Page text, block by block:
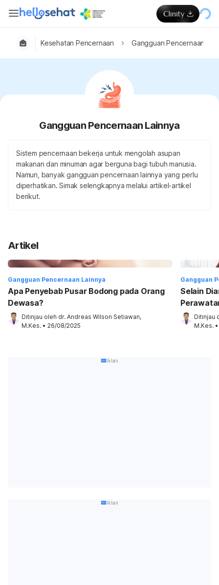
Kesehatan Pencernaan Gangguan Pencernaan
Gangguan Pencernaan Lainnya
Sistem pencernaan bekerja untuk mengolah asupan
makanan dan minuman agar berguna bagi tubuh manusia.
Namun, banyak gangguan pencernaan lainnya yang perlu
diperhatikan. Simak selengkapnya melalui artikel-artikel
berikut.
Artikel
Gangguan Pencernaan Lainnya
Apa Penyebab Pusar Bodong pada Orang
Dewasa?
Ditinjau oleh dr. Andreas Wilson Setiawan,
M.Kes. • 26/08/2025
Gangguan
Selain
Ditinjau
M.Kes. •
Iklan
Iklan